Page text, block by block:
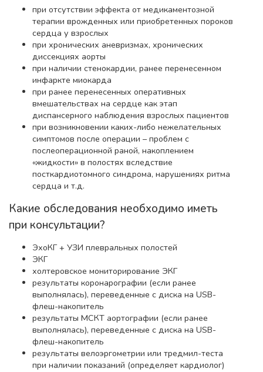
при отсутствии эффекта от медикаментозной
терапии врожденных или приобретенных пороков
сердца у взрослых
при хронических аневризмах, хронических
диссекциях аорты
при наличии стенокардии, ранее перенесенном
инфаркте миокарда
при ранее перенесенных оперативных
вмешательствах на сердце как этап
диспансерного наблюдения взрослых пациентов
при возникновении каких-либо нежелательных
симптомов после операции – проблем с
послеоперационной раной, накоплением
«жидкости» в полостях вследствие
посткардиотомного синдрома, нарушениях ритма
сердца и т.д.
Какие обследования необходимо иметь
при консультации?
ЭхоКГ + УЗИ плевральных полостей
ЭКГ
холтеровское мониторирование ЭКГ
результаты коронарографии (если ранее
выполнялась), переведенные с диска на USB-
флеш-накопитель
результаты МСКТ аортографии (если ранее
выполнялась), переведенные с диска на USB-
флеш-накопитель
результаты велоэргометрии или тредмил-теста
при наличии показаний (определяет кардиолог)